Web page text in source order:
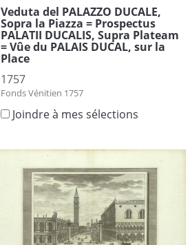
Veduta del PALAZZO DUCALE,
Sopra la Piazza = Prospectus
PALATII DUCALIS, Supra Plateam
= Vûe du PALAIS DUCAL, sur la
Place
1757
Fonds Vénitien 1757
Joindre à mes sélections